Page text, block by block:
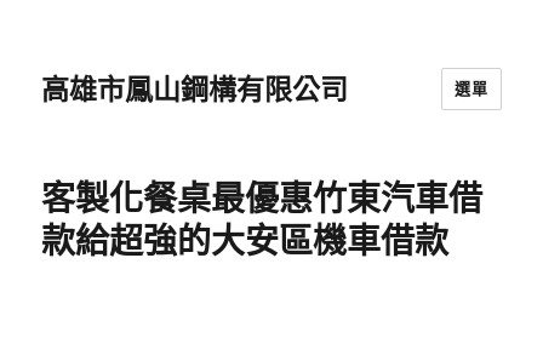
高雄市鳳山鋼構有限公司 選單
客製化餐桌最優惠竹東汽車借
款給超強的大安區機車借款